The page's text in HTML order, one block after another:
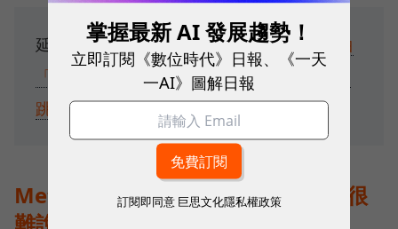
延伸閱讀：Meta AI夢幻團隊曝光！祖克柏
「年薪1億美元」搶人，Google給2千萬防
跳槽
Meta面臨人才流失，但是好是壞還很
難說
掌握最新 AI 發展趨勢！
立即訂閱《數位時代》日報、《一天
一AI》圖解日報
訂閱即同意 巨思文化隱私權政策